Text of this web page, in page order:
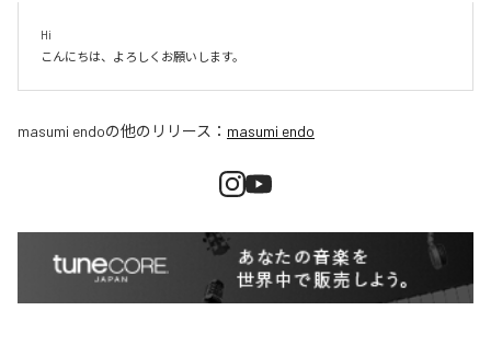
Hi
こんにちは、よろしくお願いします。
masumi endoの他のリリース： masumi endo